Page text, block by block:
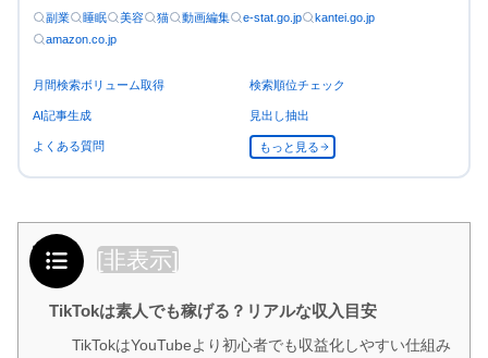
副業 睡眠 美容 猫 動画編集 e-stat.go.jp
kantei.go.jp
amazon.co.jp
月間検索ボリューム取得 検索順位チェック
AI記事生成 見出し抽出
よくある質問 もっと見る
目次 [非表示]
TikTokは素人でも稼げる？リアルな収入目安
TikTokはYouTubeより初心者でも収益化しやすい仕組み